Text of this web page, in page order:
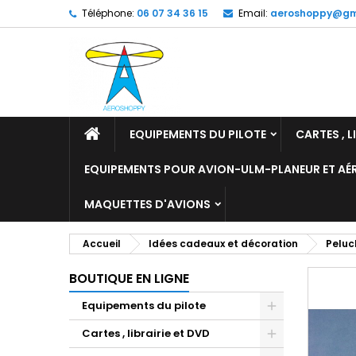
Téléphone: 06 07 34 36 15 Email:
EQUIPEMENTS DU PILOTE CARTES ,
EQUIPEMENTS POUR AVION-ULM-PLANEUR ET
MAQUETTES D'AVIONS
Accueil Idées cadeaux et décoration
BOUTIQUE EN LIGNE
Equipements du pilote
Cartes , librairie et DVD